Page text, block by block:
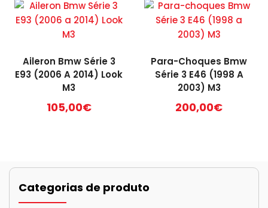
Aileron Bmw Série 3
E93 (2006 A 2014) Look
M3
105,00€
Para-Choques Bmw
Série 3 E46 (1998 A
2003) M3
200,00€
Categorias de produto